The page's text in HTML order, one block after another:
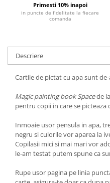
Primesti 10% inapoi
in puncte de fidelitate la fiecare
comanda
Descriere
Cartile de pictat cu apa sunt
Magic painting book Spacede
pentru copii in care se picteaza
Inmoaie usor pensula in apa,
negru si culorile vor aparea la
Copilasii mici si mai mari vor
le-am testat putem spune ca
Rupe usor pagina pe linia